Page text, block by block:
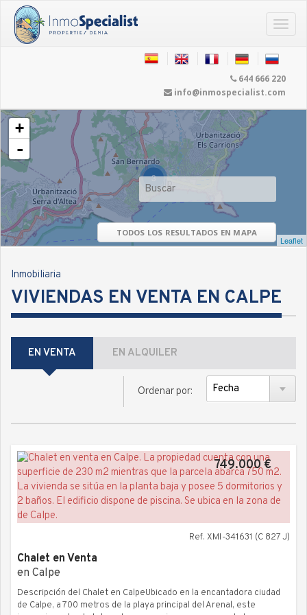
644 666 220
info@inmospecialist.com
TODOS LOS RESULTADOS EN MAPA
3
+
-
Leaflet
Inmobiliaria
VIVIENDAS EN VENTA EN CALPE
EN VENTA EN ALQUILER
Ordenar por:
749.000 €
Ref. XMI-341631 (C 827 J)
Chalet en Venta
en Calpe
Descripción del Chalet en CalpeUbicado en la encantadora ciudad
de Calpe, a 700 metros de la playa principal del Arenal, este